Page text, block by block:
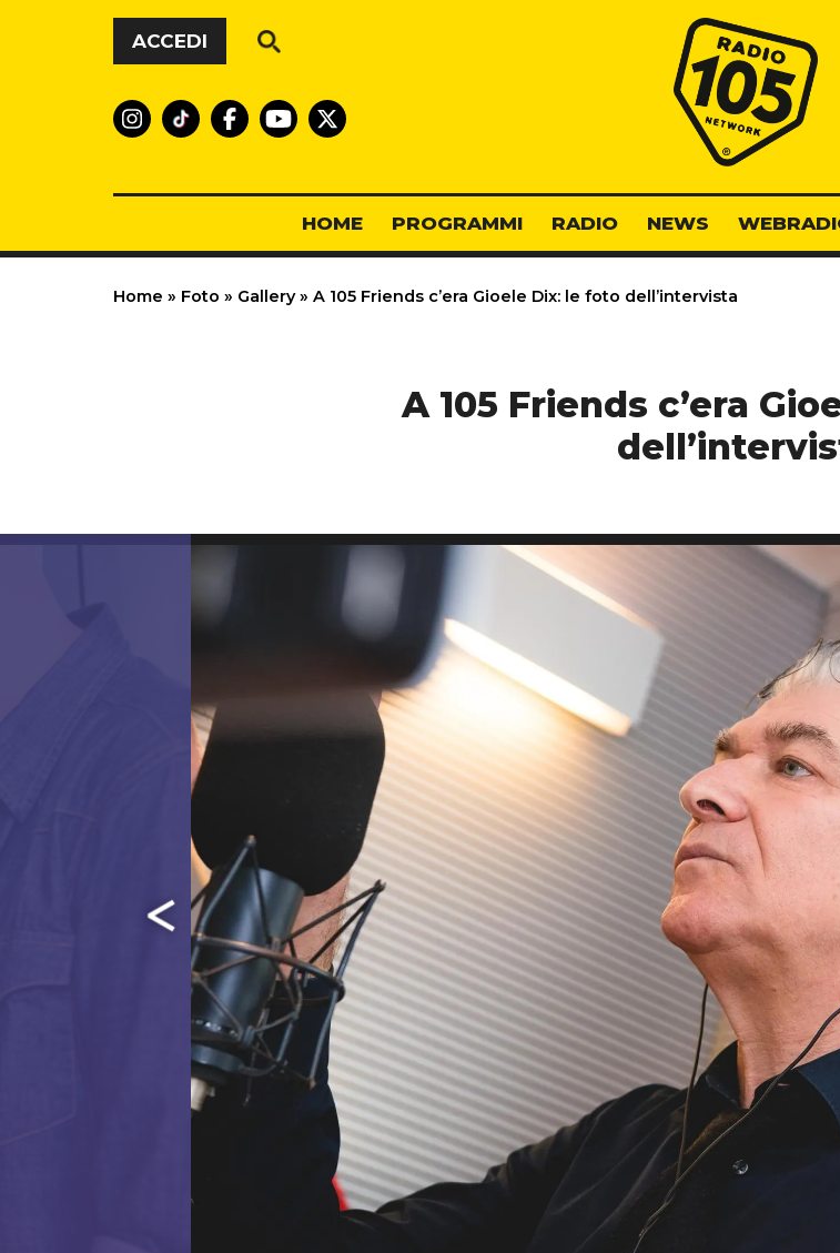
Vai al contenuto
ACCEDI
Radio 105
HOME PROGRAMMI RADIO NEWS
Home » Foto » Gallery » A 105 Friends c’era Gioele Dix: le foto dell’intervista
A 105 Friends c’era